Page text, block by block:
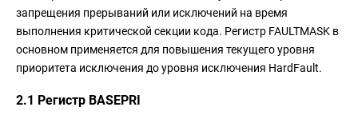
запрещения прерываний или исключений на время
выполнения критической секции кода. Регистр FAULTMASK в
основном применяется для повышения текущего уровня
приоритета исключения до уровня исключения HardFault.
2.1 Регистр BASEPRI